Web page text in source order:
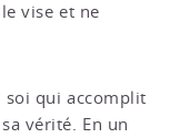
vise et ne
soi qui accomplit
vérité. En un